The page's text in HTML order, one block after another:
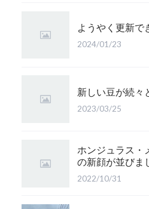
ようやく更新で
2024/01/23
新しい豆が続々
2023/03/25
ホンジュラス・
の新顔が並びま
2022/10/31